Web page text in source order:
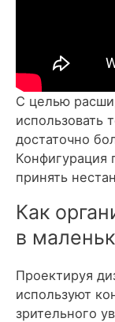
С целью
использовать
достаточно
принять
Как
в
Проектируя
используют
зрительного